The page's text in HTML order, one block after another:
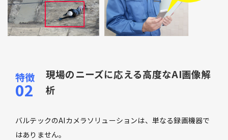
現場のニーズに応える高度なAI画像解
析
バルテックのAIカメラソリューションは、単なる録画機器で
はありません。